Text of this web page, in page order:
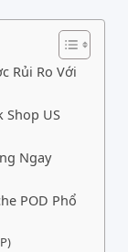
Rủi Ro Với
Shop US
Ngay
POD Phổ